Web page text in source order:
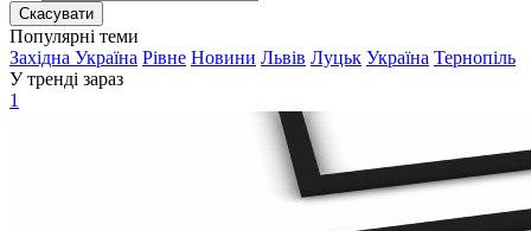
Скасувати
Популярні теми
Західна Україна Рівне Новини Львів Луцьк Україна Тернопіль
У тренді зараз
1